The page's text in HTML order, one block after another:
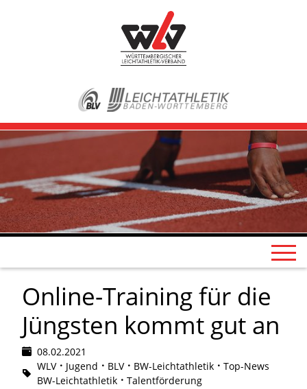
Online-Training für die
Jüngsten kommt gut an
08.02.2021
WLV
Jugend BLV BW-Leichtathletik
Top-News
BW-Leichtathletik
Talentförderung